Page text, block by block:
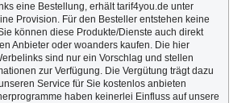
eine Bestellung, erhält tarif4you.de unter
Provision. Für den Besteller entstehen keine
können diese Produkte/Dienste auch direkt
Anbieter oder woanders kaufen. Die hier
sind nur ein Vorschlag und stellen
zur Verfügung. Die Vergütung trägt dazu
Service für Sie kostenlos anbieten
haben keinerlei Einfluss auf unsere